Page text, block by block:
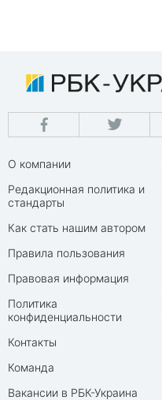
О компании
Редакционная политика и
стандарты
Как стать нашим автором
Правила пользования
Правовая информация
Политика
конфиденциальности
Контакты
Команда
Вакансии в РБК-Украина